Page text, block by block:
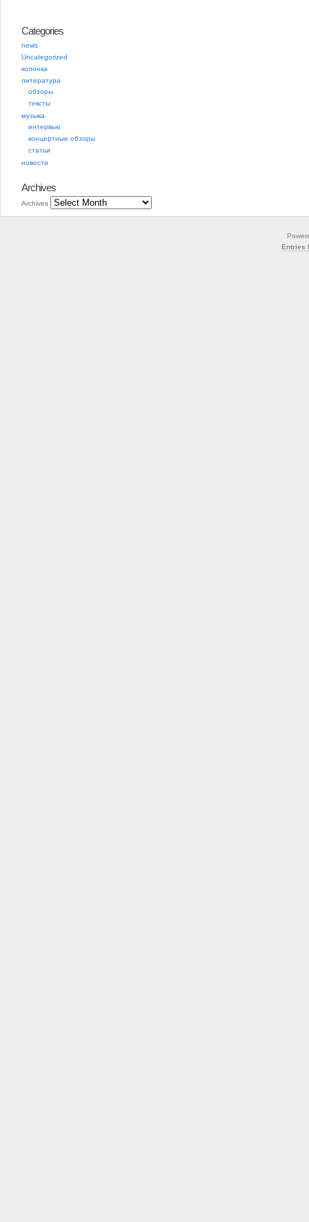
Categories
news
Uncategorized
колонка
литература
обзоры
тексты
музыка
интервью
концертные обзоры
статьи
новости
Archives
Archives
Entries